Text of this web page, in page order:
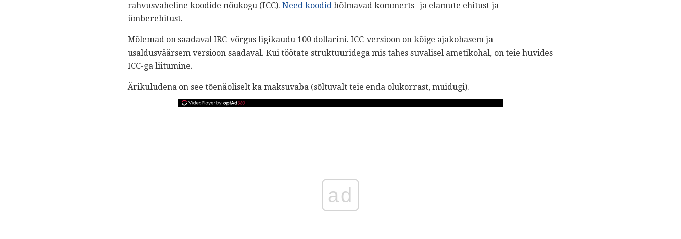
rahvusvaheline koodide nõukogu (ICC). Need koodid hõlmavad kommerts- ja elamute ehitust ja
ümberehitust.
Mõlemad on saadaval IRC-võrgus ligikaudu 100 dollarini. ICC-versioon on kõige ajakohasem ja
usaldusväärsem versioon saadaval. Kui töötate struktuuridega mis tahes suvalisel ametikohal, on teie huvides
ICC-ga liitumine.
Ärikuludena on see tõenäoliselt ka maksuvaba (sõltuvalt teie enda olukorrast, muidugi).
ad